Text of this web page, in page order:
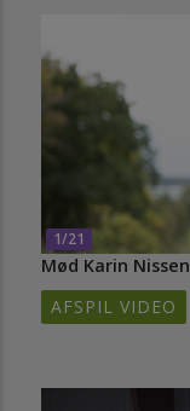
1/21
Mød Karin Nissen
AFSPIL VIDEO